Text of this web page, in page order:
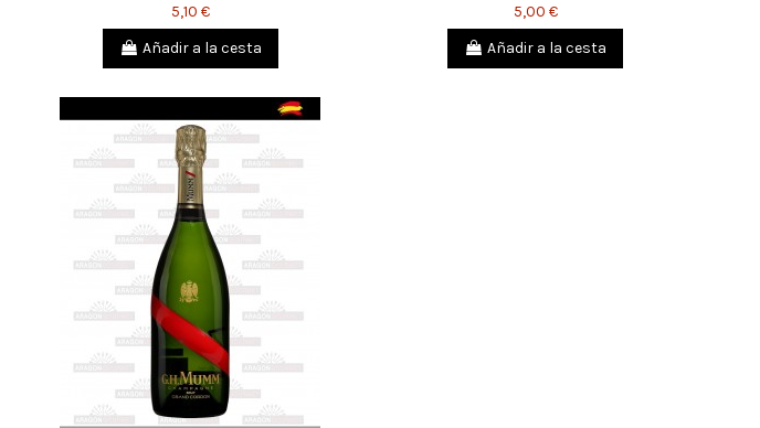
5,10 €
Añadir a la cesta
5,00 €
Añadir a la cesta